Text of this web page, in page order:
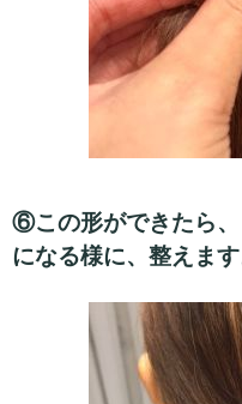
⑥この形ができたら
になる様に、整えます